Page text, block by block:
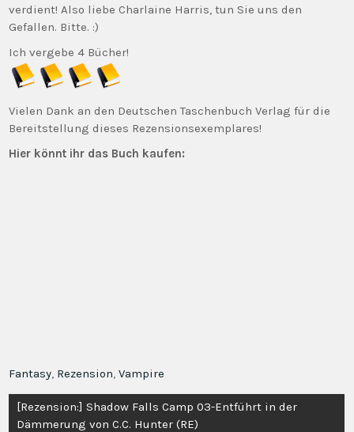
verdient! Also liebe Charlaine Harris, tun Sie uns den
Gefallen. Bitte. :)
Ich vergebe 4 Bücher!
Vielen Dank an den Deutschen Taschenbuch Verlag für die
Bereitstellung dieses Rezensionsexemplares!
Hier könnt ihr das Buch kaufen:
Fantasy, Rezension,Vampire
Beitragsnavigation
[Rezension:] Shadow Falls Camp 03-Entführt in der
Dämmerung von C.C. Hunter (RE)